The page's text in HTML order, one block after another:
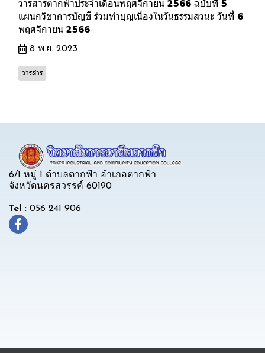
วารสารตากฟ้าประจำเดือนพฤศจิกายน 2566 ฉบับที่ 5
แผนกวิชาการบัญชี ร่วมทำบุญเนื่องในวันธรรมสวนะ วันที่ 6
พฤศจิกายน 2566
8 พ.ย. 2023
วารสาร
6/1 หมู่ 1 ตำบลตากฟ้า อำเภอตากฟ้า
จังหวัดนครสวรรค์ 60190
Tel : 056 241 906